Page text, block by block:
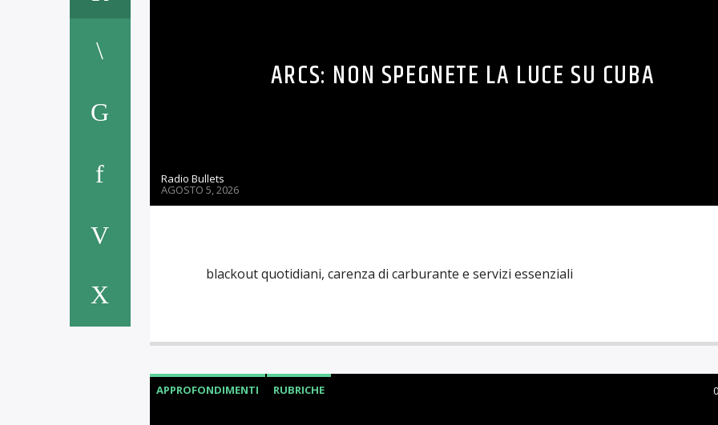
ARCS: NON SPEGNETE LA LUCE SU CUBA
Radio Bullets
AGOSTO 5, 2026
blackout quotidiani, carenza di carburante e servizi essenziali
APPROFONDIMENTI RUBRICHE 0